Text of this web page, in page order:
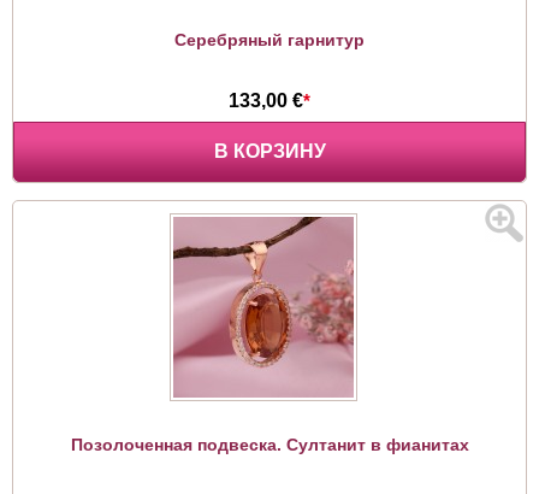
Серебряный гарнитур
133,00 €*
В КОРЗИНУ
Позолоченная подвеска. Султанит в фианитах